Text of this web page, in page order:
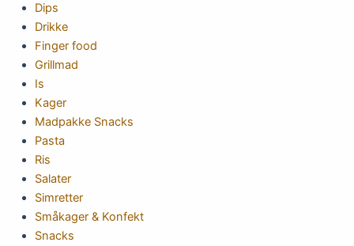
Dips
Drikke
Finger food
Grillmad
Is
Kager
Madpakke Snacks
Pasta
Ris
Salater
Simretter
Småkager & Konfekt
Snacks